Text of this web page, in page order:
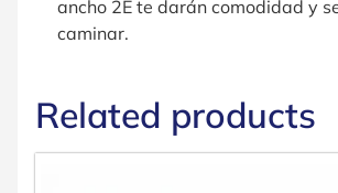
ancho 2E te darán comodidad y
caminar.
Related products